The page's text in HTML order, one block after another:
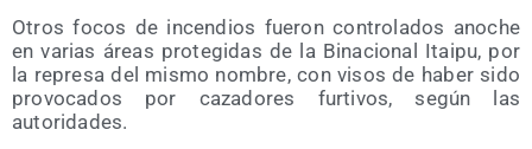
Otros focos de incen­dios fue­ron con­tro­la­dos ano­che
en varias áreas pro­te­gi­das de la Bina­cio­nal Itai­pu, por
la repre­sa del mis­mo nom­bre, con visos de haber sido
pro­vo­ca­dos por caza­do­res fur­ti­vos, según las
autoridades.